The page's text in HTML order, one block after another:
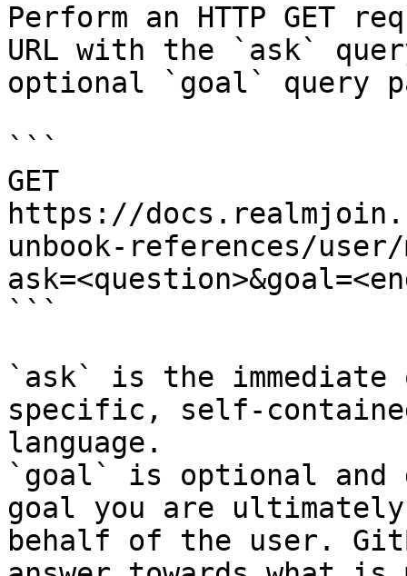
Perform an HTTP GET
URL with the `ask`
optional `goal` query
```
GET
https://
unbook-references/
```
`ask` is the
specific, self-
language.
`goal` is optional and
goal you are
behalf of the user.